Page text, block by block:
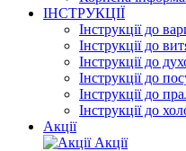
ІНСТРУКЦІЇ
Інструкції до
Інструкції до
Інструкції до
Інструкції до
Інструкції до
Інструкції до
Акції
Акції